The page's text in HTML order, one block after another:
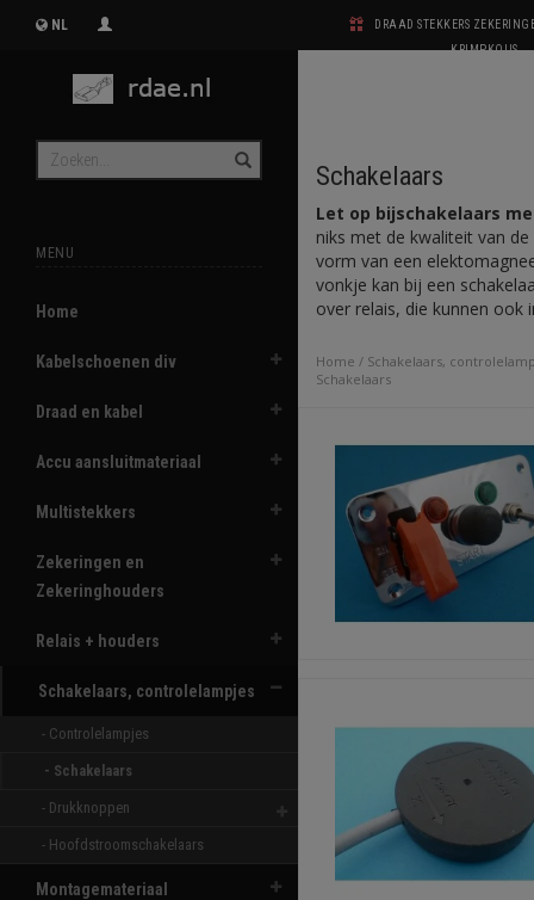
NL
DRAAD STEKKERS
KRIMPKOUS
MENU
Home
Kabelschoenen div
Draad en kabel
Accu aansluitmateriaal
Multistekkers
Zekeringen en
Zekeringhouders
Relais + houders
Schakelaars, controlelampjes
- Controlelampjes
- Schakelaars
- Drukknoppen
- Hoofdstroomschakelaars
Montagemateriaal
Schakelaars
Let op bijschakelaars
niks met de kwaliteit van
vorm van een
vonkje kan bij een
over relais, die kunnen ook
Home / Schakelaars,
Schakelaars